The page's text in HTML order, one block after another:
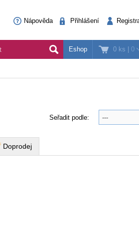
Nápověda Přihlášení
0 ks | 0
Eshop
Seřadit podle:
Doprodej